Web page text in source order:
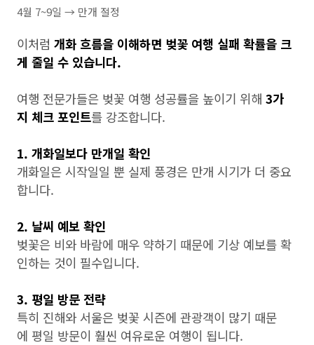
4월 7~9일 → 만개 절정
이처럼 개화 흐름을 이해하면 벚꽃 여행 실패 확률을 크
게 줄일 수 있습니다.
여행 전문가들은 벚꽃 여행 성공률을 높이기 위해 3가
지 체크 포인트를 강조합니다.
1. 개화일보다 만개일 확인
개화일은 시작일일 뿐 실제 풍경은 만개 시기가 더 중요
합니다.
2. 날씨 예보 확인
벚꽃은 비와 바람에 매우 약하기 때문에 기상 예보를 확
인하는 것이 필수입니다.
3. 평일 방문 전략
특히 진해와 서울은 벚꽃 시즌에 관광객이 많기 때문
에 평일 방문이 훨씬 여유로운 여행이 됩니다.